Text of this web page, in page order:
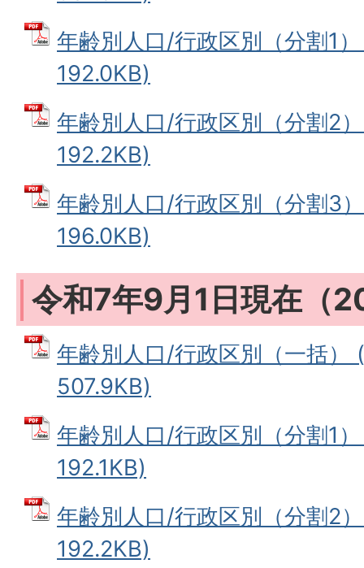
年齢別人口/行政区別（分割1
192.0KB)
年齢別人口/行政区別（分割2
192.2KB)
年齢別人口/行政区別（分割3
196.0KB)
令和7年9月1日現在（
年齢別人口/行政区別（一括）
507.9KB)
年齢別人口/行政区別（分割1
192.1KB)
年齢別人口/行政区別（分割2
192.2KB)